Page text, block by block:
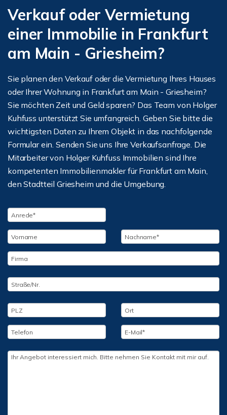
Verkauf oder Vermietung
einer Immobilie in Frankfurt
am Main - Griesheim?
Sie planen den Verkauf oder die Vermietung Ihres Hauses
oder Ihrer Wohnung in Frankfurt am Main - Griesheim?
Sie möchten Zeit und Geld sparen? Das Team von Holger
Kuhfuss unterstützt Sie umfangreich. Geben Sie bitte die
wichtigsten Daten zu Ihrem Objekt in das nachfolgende
Formular ein. Senden Sie uns Ihre Verkaufsanfrage. Die
Mitarbeiter von Holger Kuhfuss Immobilien sind Ihre
kompetenten Immobilienmakler für Frankfurt am Main,
den Stadtteil Griesheim und die Umgebung.